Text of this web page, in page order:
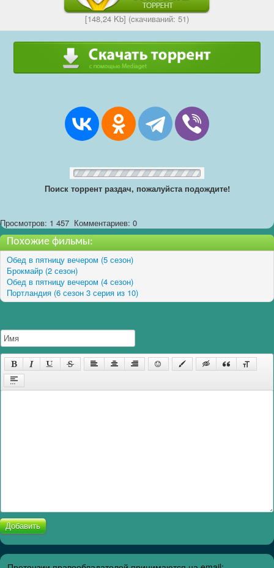
[148,24 Kb] (cкачиваний: 51)
Поиск торрент раздач, пожалуйста подождите!
Просмотров: 1 457 Комментариев: 0
Похожие фильмы:
Обед в пятницу вечером (5 сезон)
Брокмайр (2 сезон)
Обед в пятницу вечером (4 сезон)
Портландия (6 сезон 3 серия из 10)
Добавить